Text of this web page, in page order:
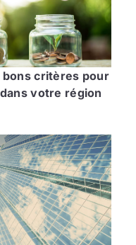
critères pour
votre région